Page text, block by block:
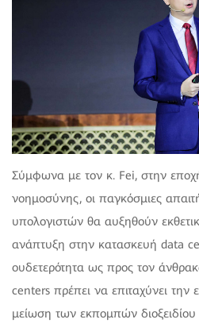
Σύμφωνα με τον κ. Fei, στην
νοημοσύνης, οι παγκόσμιες
υπολογιστών θα αυξηθούν
ανάπτυξη στην κατασκευή data
ουδετερότητα ως προς τον
centers πρέπει να επιταχύνει την
μείωση των εκπομπών